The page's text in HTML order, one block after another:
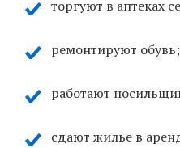
торгуют в аптеках
ремонтируют обувь;
работают
сдают жилье в